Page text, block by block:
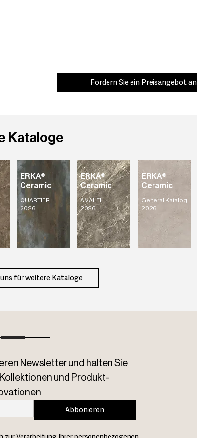
Fordern Sie ein Preisangebot an
Kataloge
ERKA®
Ceramic
AMALFI
2026
ERKA®
Ceramic
QUARTIER
2026
ERKA®
Ceramic
General Katalog
2026
für weitere Kataloge
Newsletter und halten Sie
und Produkt-
Abbonieren
zur Verarbeitung Ihrer personenbezogenen